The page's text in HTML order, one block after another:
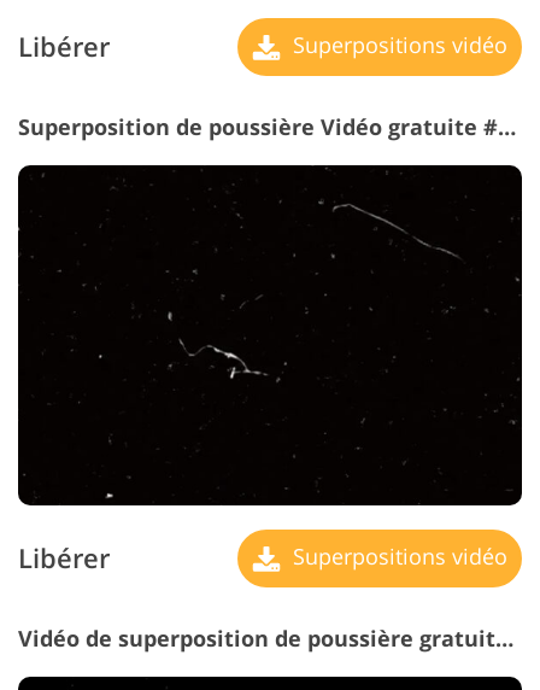
Libérer Superpositions vidéo
Superposition de poussière Vidéo gratuite #5 "Decay"
Libérer Superpositions vidéo
Vidéo de superposition de poussière gratuite # 6 "Traces"